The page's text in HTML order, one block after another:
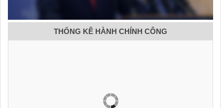
THỐNG KÊ HÀNH CHÍNH CÔNG